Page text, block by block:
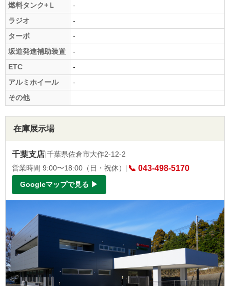
燃料タンク+Ｌ
-
ラジオ
-
ターボ
-
坂道発進補助装置
-
ETC
-
アルミホイール
-
その他
在庫展示場
千葉支店|千葉県佐倉市大作2-12-2
営業時間 9:00〜18:00（日・祝休） | 📞 043-498-5170
Googleマップで見る ▶